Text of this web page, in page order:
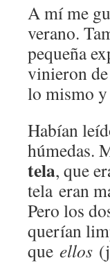
A mí me
verano.
pequeña
vinieron
lo mismo
Habían
húmedas.
tela, que
tela eran
Pero los
querían
que ellos